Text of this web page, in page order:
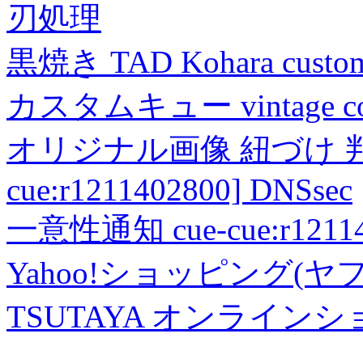
刃処理
黒焼き TAD Kohara
カスタムキュー vintage
オリジナル画像 紐づけ
cue:r1211402800] DNSsec
一意性通知 cue-
Yahoo!ショッピング(ヤ
TSUTAYA オンラインシ